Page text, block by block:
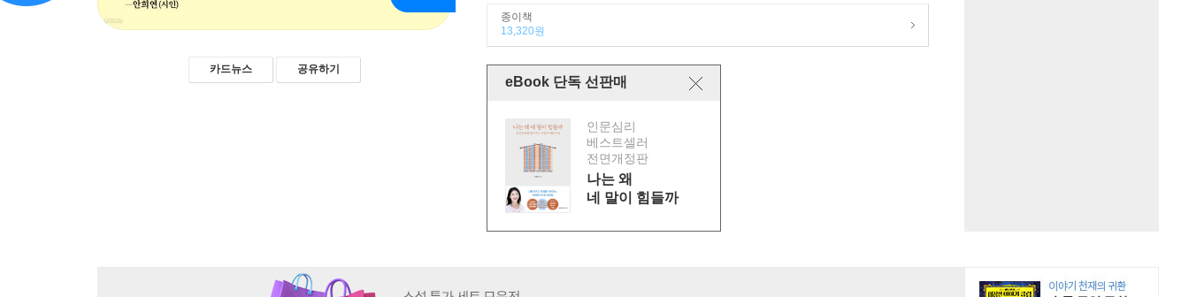
카드뉴스 공유하기
종이책
13,320원
eBook 단독 선판매
인문심리
베스트셀러
전면개정판
나는 왜
네 말이 힘들까